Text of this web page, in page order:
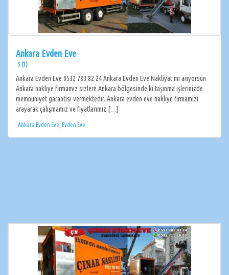
Ankara Evden Eve
5 (1)
Ankara Evden Eve 0532 783 82 24 Ankara Evden Eve Nakliyat mı arıyorsun
Ankara nakliye firmamız sizlere Ankara bölgesinde ki taşınma işlerinizde
memnuniyet garantisi vermektedir. Ankara evden eve nakliye firmamızı
arayarak çalışmamız ve fiyatlarımız […]
Ankara Evden Eve Evden Eve